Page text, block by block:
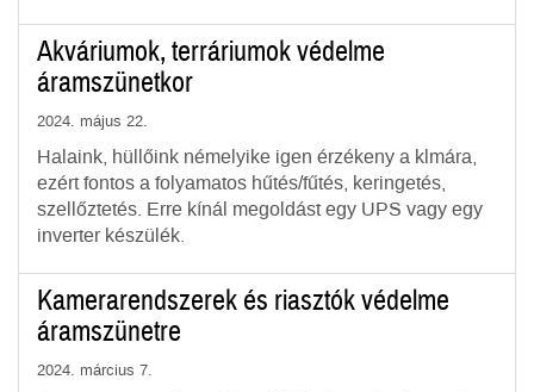
Akváriumok, terráriumok védelme
áramszünetkor
2024. május 22.
Halaink, hüllőink némelyike igen érzékeny a klmára,
ezért fontos a folyamatos hűtés/fűtés, keringetés,
szellőztetés. Erre kínál megoldást egy UPS vagy egy
inverter készülék.
Kamerarendszerek és riasztók védelme
áramszünetre
2024. március 7.